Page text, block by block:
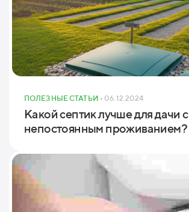
ПОЛЕЗНЫЕ СТАТЬИ • 06.12.2024
Какой септик лучше для дачи с
непостоянным проживанием?